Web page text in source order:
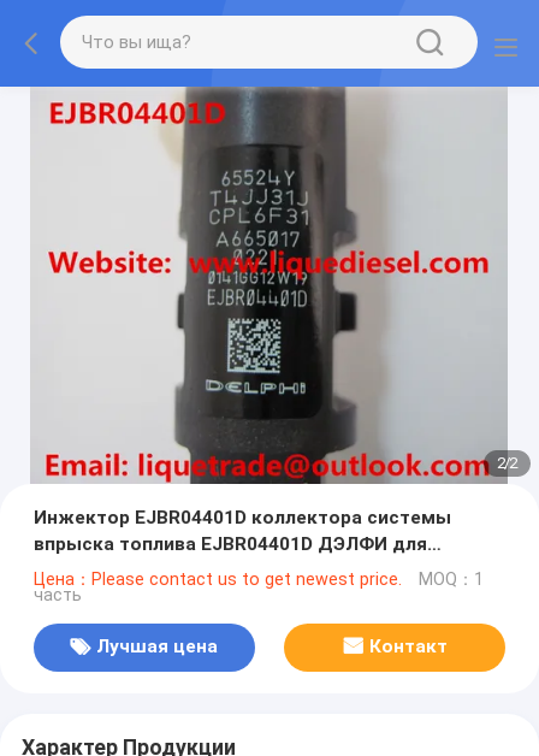
2/2
Инжектор EJBR04401D коллектора системы
впрыска топлива EJBR04401D ДЭЛФИ для
SSANGYONG A6650170221, 6650170221
Цена：Please contact us to get newest price. MOQ：1
часть
Лучшая цена Контакт
Характер Продукции